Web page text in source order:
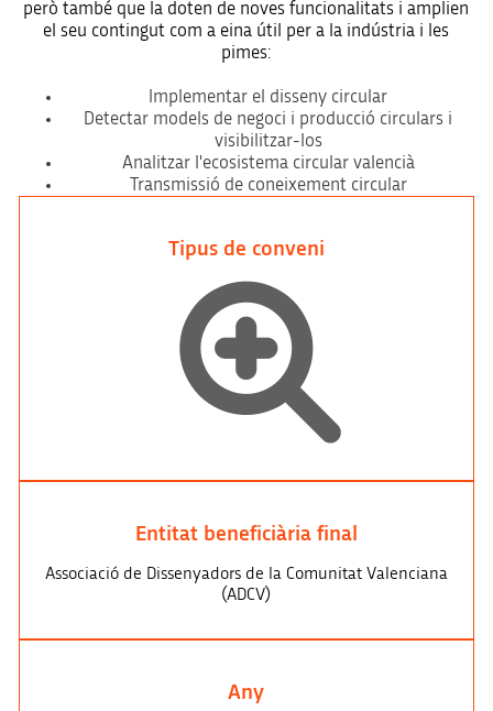
però també que la doten de novesfuncionalitats i amplien
el seu contingut com a eina útil per a la indústria i les
pimes:
Implementar el disseny circular
Detectar models de negoci i producció circulars i
visibilitzar-los
Analitzar l'ecosistema circular valencià
Transmissió de coneixement circular
Tipus de conveni
Entitat beneficiària final
Associació de Dissenyadors de la Comunitat Valenciana
(ADCV)
Any